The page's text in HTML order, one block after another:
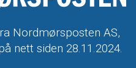
Nordmørsposten AS,
nett siden 28.11.2024.